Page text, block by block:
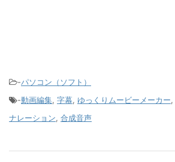
-パソコン（ソフト）
-動画編集, 字幕, ゆっくりムービーメーカー,
ナレーション, 合成音声